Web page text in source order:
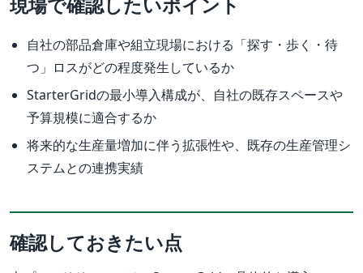
自社の部品倉庫や組立現場における「探す・歩く・待
つ」ロスがどの程度発生しているか
StarterGridの最小導入構成が、自社の既存スペースや
予算規模に適合するか
将来的な生産量増加に伴う拡張性や、既存の生産管理シ
ステムとの連携実績
確認しておきたい点